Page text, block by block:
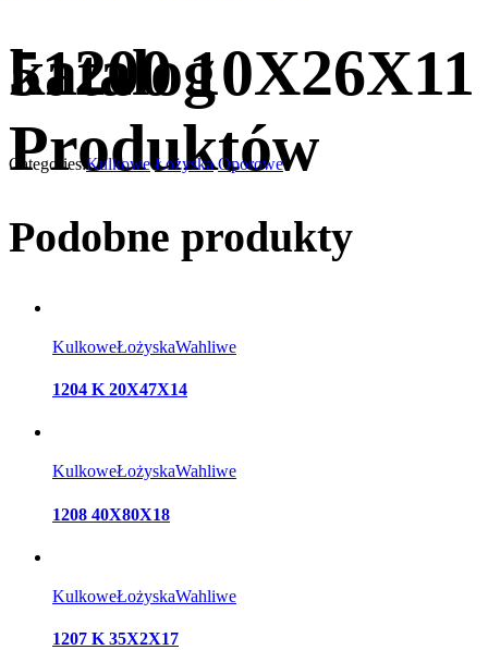
katalog
Produktów
51200 10X26X11
Categories:Kulkowe Łożyska Oporowe
Podobne produkty
KulkoweŁożyskaWahliwe
1204 K 20X47X14
KulkoweŁożyskaWahliwe
1208 40X80X18
KulkoweŁożyskaWahliwe
1207 K 35X2X17